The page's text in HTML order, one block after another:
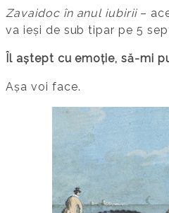
Zavaidoc în anul iubirii–
va ieși de sub tipar pe 5
Îl aștept cu emoție, să-mi
Așa voi face.